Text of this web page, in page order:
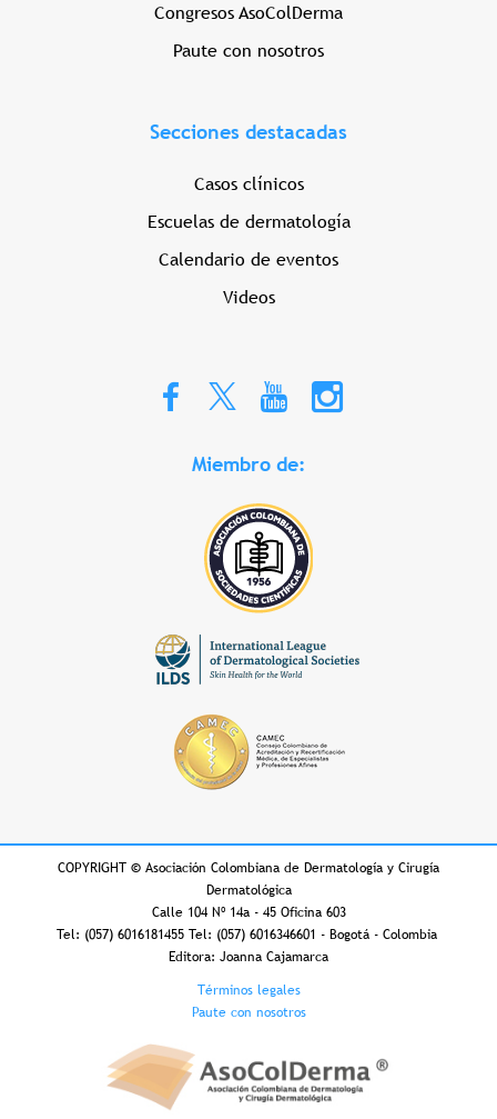
Congresos AsoColDerma
Paute con nosotros
Secciones destacadas
Casos clínicos
Escuelas de dermatología
Calendario de eventos
Videos
Miembro de:
COPYRIGHT © Asociación Colombiana de Dermatología y Cirugía
Dermatológica
Calle 104 Nº 14a - 45 Oficina 603
Tel: (057) 6016181455 Tel: (057) 6016346601 - Bogotá - Colombia
Editora: Joanna Cajamarca
Términos legales
Paute con nosotros